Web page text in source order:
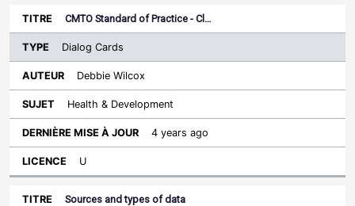
CMTO Standard of Practice - Cl…
Dialog Cards
Debbie Wilcox
Health & Development
4 years ago
U
Sources and types of data